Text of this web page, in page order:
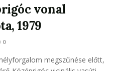
vonal
1979
0
megszűnése előtt,